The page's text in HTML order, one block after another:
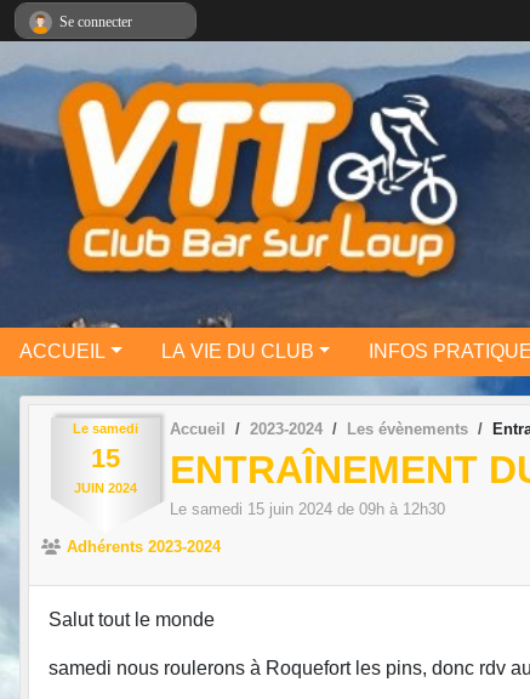
ACCUEIL LA VIE DU CLUB INFOS
Le samedi
15
JUIN 2024
Accueil 2023-2024 Les évènements
ENTRAÎNEMENT
Le samedi 15 juin 2024 de 09h à 12h30
Adhérents 2023-2024
Salut tout le monde
samedi nous roulerons à Roquefort les pins, donc rdv
Se connecter
Panneau de gestion des cookies